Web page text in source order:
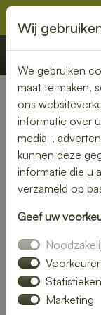
€
Nederland»
Lunch
bezorgen in
gerechten
bowls – wij
Bestel eenvoudig
Wij
We gebruiken
maat te maken,
ons
informatie over
media-,
kunnen deze
informatie die u
verzameld op
Geef uw
Statistieken
Marketing